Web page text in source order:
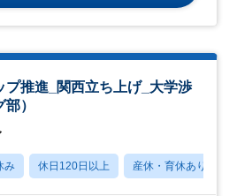
プ推進_関西立ち上げ_大学渉
）
み 休日120日以上 産休・育休あり